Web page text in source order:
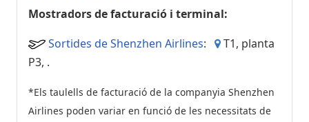
Mostradors de facturació i terminal:
Sortides de Shenzhen Airlines:
T1, planta
P3, .
*Els taulells de facturació de la companyia Shenzhen
Airlines poden variar en funció de les necessitats de